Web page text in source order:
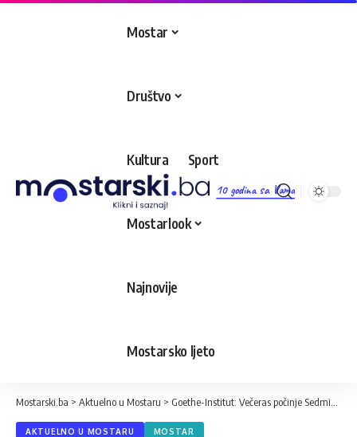
10 godina sa Vama
Mostar
Društvo
Kultura Sport
Mostarlook
Najnovije
Mostarsko ljeto
Mostarski.ba > Aktuelno u Mostaru > Goethe-Institut: Večeras počinje Sedmica njemačkog filma u OKC Abrašević
AKTUELNO U MOSTARU MOSTAR